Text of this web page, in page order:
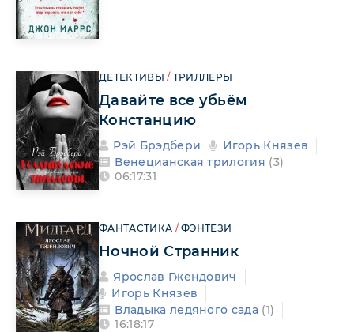
ДЕТЕКТИВЫ / ТРИЛЛЕРЫ
Давайте все убьём
Констанцию
Рэй Брэдбери
Игорь Князев
Венецианская трилогия (3)
06:17:31
ФАНТАСТИКА /ФЭНТЕЗИ
Ночной Странник
Ярослав Гжендович
Игорь Князев
Владыка ледяного сада (1)
16:18:17